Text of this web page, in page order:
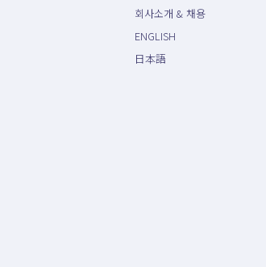
회사소개 & 채용
ENGLISH
日本語